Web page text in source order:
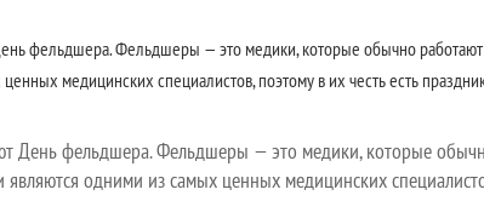
фельдшера. Фельдшеры — это медики, которые обычно
медицинских специалистов, поэтому в их честь есть
День фельдшера. Фельдшеры — это медики, которые
являются одними из самых ценных медицинских